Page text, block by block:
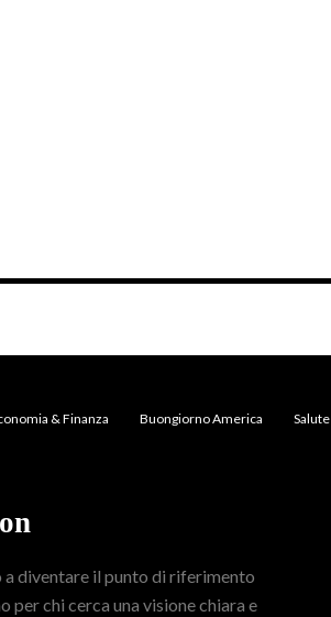
& Finanza Buongiorno America Salute
a diventare il punto di riferimento
per chi cerca una visione chiara e